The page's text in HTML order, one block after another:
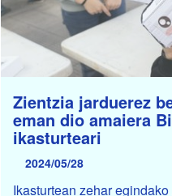
Zientzia jarduerez
eman dio amaiera
ikasturteari
2024/05/28
Ikasturtean zehar